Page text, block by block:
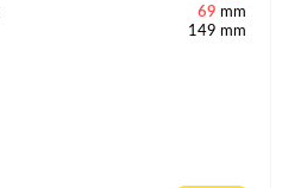
69 mm
149 mm